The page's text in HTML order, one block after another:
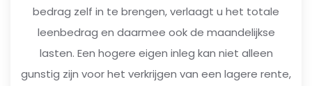
bedrag zelf in te brengen, verlaagt u het totale
leenbedrag en daarmee ook de maandelijkse
lasten. Een hogere eigen inleg kan niet alleen
gunstig zijn voor het verkrijgen van een lagere rente,